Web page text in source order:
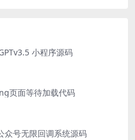
小程序源码
页面等待加载代码
众号无限回调系统源码